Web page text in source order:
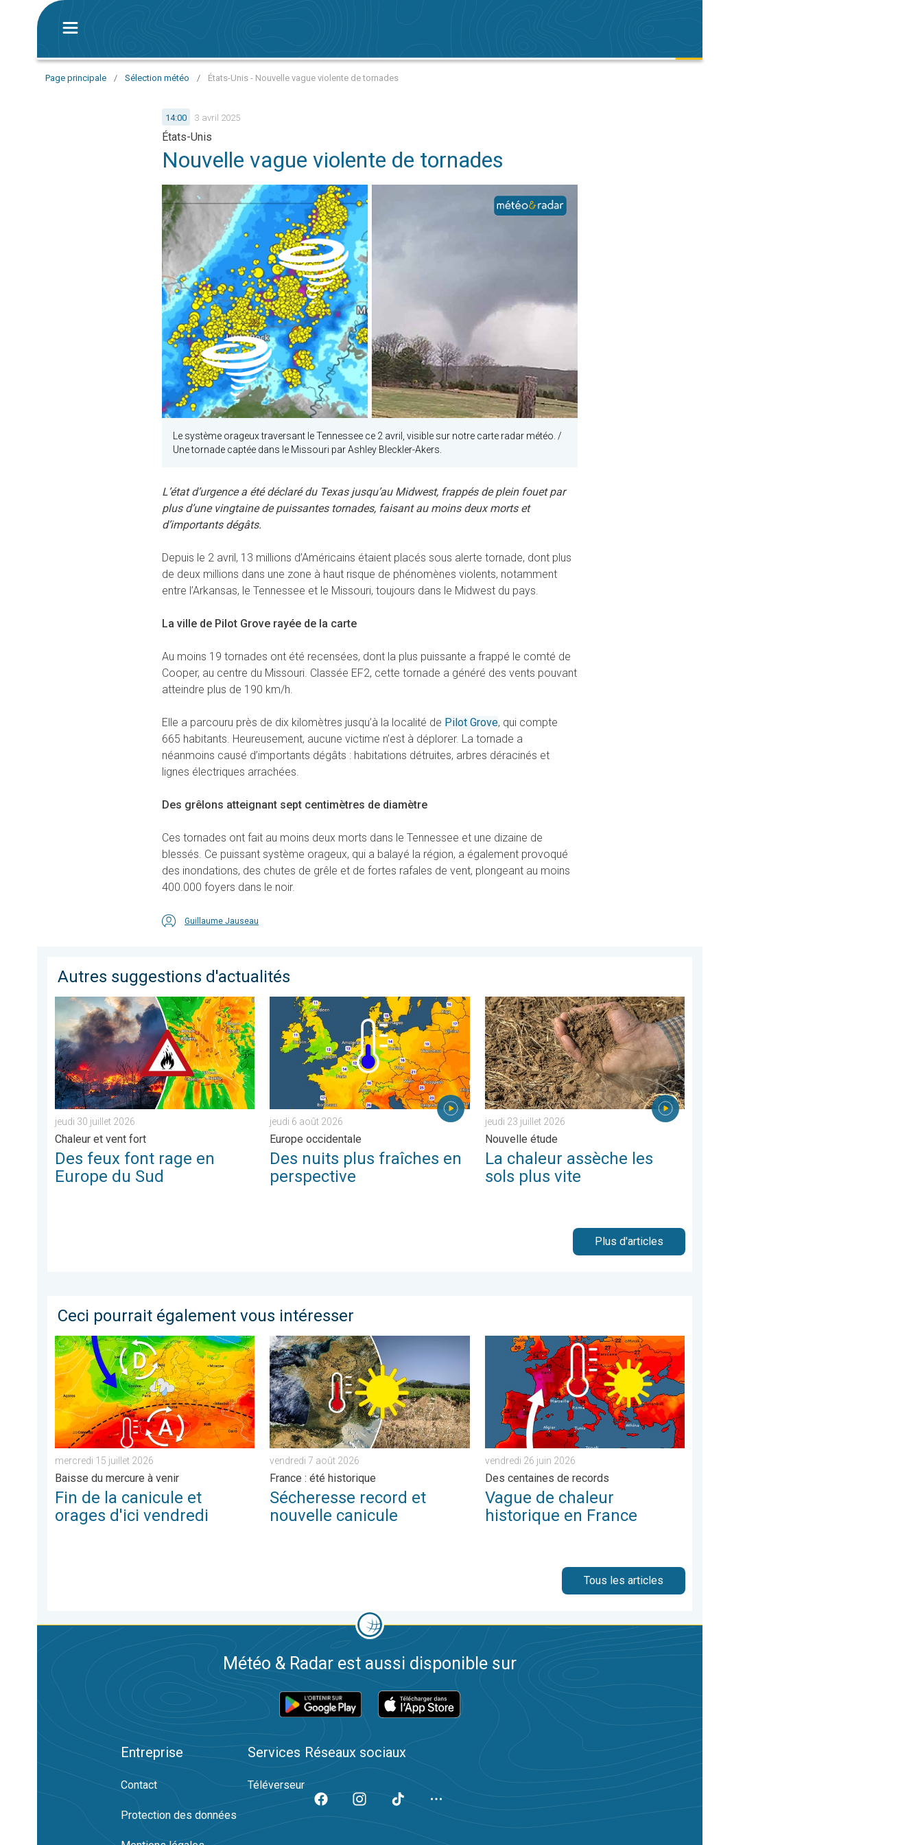
Page principale / Sélection météo / États-Unis - Nouvelle vague violente de tornades
14:00 3 avril 2025
États-Unis
Nouvelle vague violente de tornades
Le système orageux traversant le Tennessee ce 2 avril, visible sur notre carte radar météo. /
Une tornade captée dans le Missouri par Ashley Bleckler-Akers.
L’état d’urgence a été déclaré du Texas jusqu’au Midwest, frappés de plein fouet par
plus d’une vingtaine de puissantes tornades, faisant au moins deux morts et
d’importants dégâts.
Depuis le 2 avril, 13 millions d’Américains étaient placés sous alerte tornade, dont plus
de deux millions dans une zone à haut risque de phénomènes violents, notamment
entre l’Arkansas, le Tennessee et le Missouri, toujours dans le Midwest du pays.
La ville de Pilot Grove rayée de la carte
Au moins 19 tornades ont été recensées, dont la plus puissante a frappé le comté de
Cooper, au centre du Missouri. Classée EF2, cette tornade a généré des vents pouvant
atteindre plus de 190 km/h.
Elle a parcouru près de dix kilomètres jusqu’à la localité de Pilot Grove, qui compte
665 habitants. Heureusement, aucune victime n’est à déplorer. La tornade a
néanmoins causé d’importants dégâts : habitations détruites, arbres déracinés et
lignes électriques arrachées.
Des grêlons atteignant sept centimètres de diamètre
Ces tornades ont fait au moins deux morts dans le Tennessee et une dizaine de
blessés. Ce puissant système orageux, qui a balayé la région, a également provoqué
des inondations, des chutes de grêle et de fortes rafales de vent, plongeant au moins
400.000 foyers dans le noir.
Guillaume Jauseau
Autres suggestions d'actualités
Des feux font rage en Europe du Sud. Chaleur et vent fort. . . jeudi 30 juillet 2026
jeudi 30 juillet 2026
Chaleur et vent fort
Des feux font rage en
Europe du Sud
Des nuits plus fraîches en perspective. Europe occidentale. . . jeudi 6 août 2026
jeudi 6 août 2026
Europe occidentale
Des nuits plus fraîches en
perspective
La chaleur assèche les sols plus vite. Nouvelle étude. . . jeudi 23 juillet 2026
jeudi 23 juillet 2026
Nouvelle étude
La chaleur assèche les
sols plus vite
Plus d'articles
Ceci pourrait également vous intéresser
Fin de la canicule et orages d'ici vendredi. Baisse du mercure à venir. . . mercredi 15 juillet 2026
mercredi 15 juillet 2026
Baisse du mercure à venir
Fin de la canicule et
orages d'ici vendredi
Sécheresse record et nouvelle canicule. France : été historique. . . vendredi 7 août 2026
vendredi 7 août 2026
France : été historique
Sécheresse record et
nouvelle canicule
Vague de chaleur historique en France. Des centaines de records. . . vendredi 26 juin 2026
vendredi 26 juin 2026
Des centaines de records
Vague de chaleur
historique en France
Tous les articles
Météo & Radar est aussi disponible sur
Entreprise
Contact
Protection des données
Services
Téléverseur
Réseaux sociaux